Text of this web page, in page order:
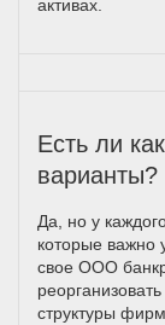
активах.
Есть ли
варианты?
Да, но у
которые важно
свое ООО
структуры